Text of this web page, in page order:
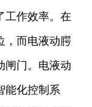
工作效率。在
，而电液动腭
闸门。电液动
能化控制系